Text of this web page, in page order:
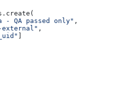
- QA passed only" ,
external" ,
]